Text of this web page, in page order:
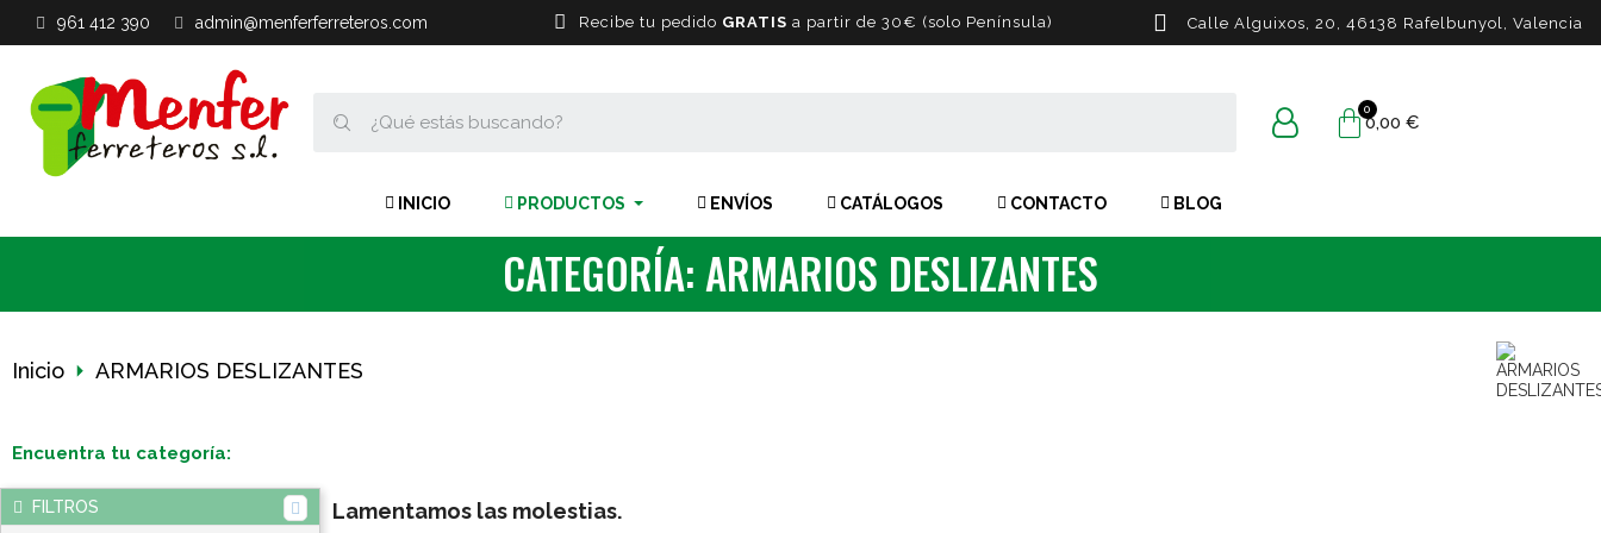
961 412 390 admin@menferferreteros.com Recibe tu pedido GRATIS a partir de 30€ (solo Península) Calle Alguixos, 20, 46138 Rafelbunyol, Valencia
0,00 €
INICIO PRODUCTOS ENVÍOS CATÁLOGOS CONTACTO BLOG
CATEGORÍA: ARMARIOS DESLIZANTES
Inicio ARMARIOS DESLIZANTES
Encuentra tu categoría:
FILTROS Lamentamos las molestias.